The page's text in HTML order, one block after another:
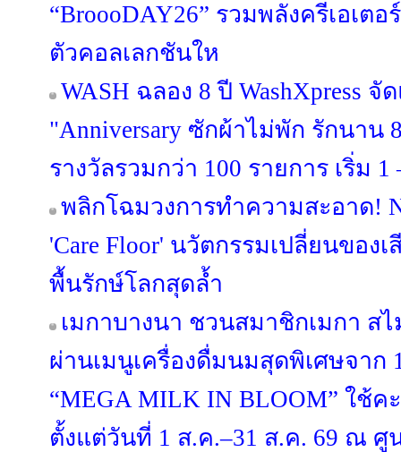
“BroooDAY26” รวมพลังครีเอเต
ตัวคอลเลกชันให
WASH ฉลอง 8 ปี WashXpress
"Anniversary ซักผ้าไม่พัก รักนา
รางวัลรวมกว่า 100 รายการ เริ่ม 1
พลิกโฉมวงการทำความสะอาด!
'Care Floor' นวัตกรรมเปลี่ยนของ
พื้นรักษ์โลกสุดล้ำ
เมกาบางนา ชวนสมาชิกเมกา ส
ผ่านเมนูเครื่องดื่มนมสุดพิเศษจาก
“MEGA MILK IN BLOOM” ใช้
ตั้งแต่วันที่ 1 ส.ค.–31 ส.ค. 69 ณ ศู